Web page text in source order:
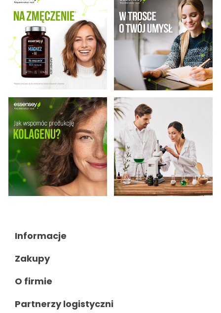
Informacje
Zakupy
O firmie
Partnerzy logistyczni